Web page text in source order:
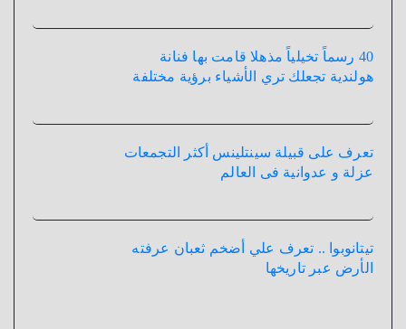
40 رسماً تخيلياً مذهلا قامت بها فنانة
هولندية تجعلك تري الأشياء برؤية مختلفة
تعرف على قبيلة سينتلينس أكثر التجمعات
عزلة و عدوانية فى العالم
تيتانوبوا .. تعرف علي أضخم ثعبان عرفته
الأرض عبر تاريخها